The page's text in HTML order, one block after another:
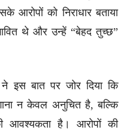
आरोपों को निराधार बताया
थे और उन्हें “बेहद तुच्छ”
ने इस बात पर जोर दिया कि
न केवल अनुचित है, बल्कि
आवश्यकता है। आरोपों की